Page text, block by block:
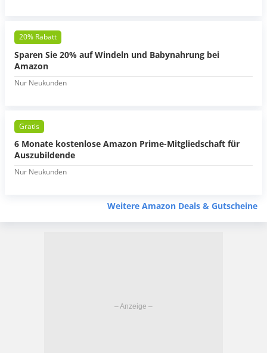
20% Rabatt
Sparen Sie 20% auf Windeln und Babynahrung bei
Amazon
Nur Neukunden
Gratis
6 Monate kostenlose Amazon Prime-Mitgliedschaft für
Auszubildende
Nur Neukunden
Weitere Amazon Deals & Gutscheine